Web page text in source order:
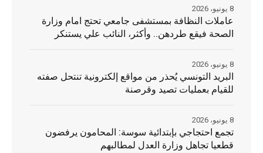
عاملات النظافة بمستشفى جامعي تحتج امام وزارة
الصحة فيقع طردهن.. وأكثر، النائب علي يستنكر
8 يونيو، 2026
البريد التونسي يُحذر من مواقع إلكترونية تنتحل صفته
للقيام بعمليات تصيد وقرصنة
8 يونيو، 2026
تجمع احتجاجي بإبتدائية سوسة: المحامون يرفضون
قطعيا تجاهل وزارة العدل لمطالبهم
8 يونيو، 2026